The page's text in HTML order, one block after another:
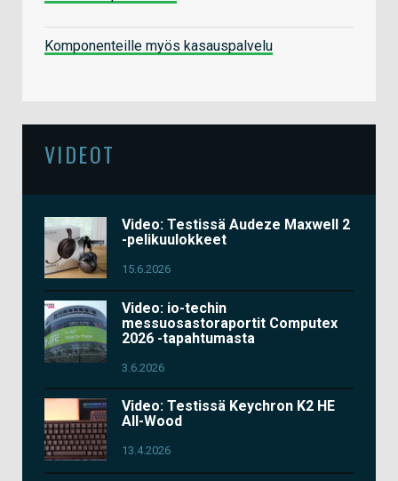
Komponenteille myös kasauspalvelu
VIDEOT
Video: Testissä Audeze Maxwell 2
-pelikuulokkeet
15.6.2026
Video: io-techin
messuosastoraportit Computex
2026 -tapahtumasta
3.6.2026
Video: Testissä Keychron K2 HE
All-Wood
13.4.2026